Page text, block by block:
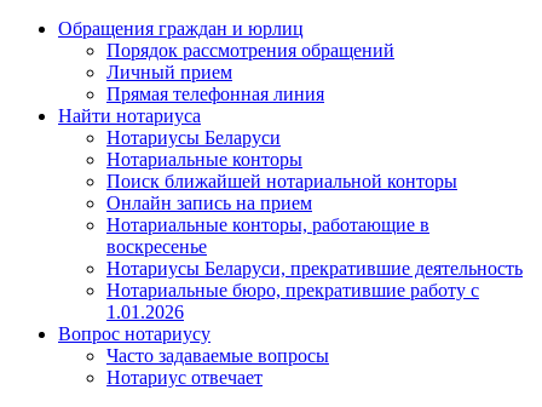
Обращения граждан и юрлиц
Порядок рассмотрения обращений
Личный прием
Прямая телефонная линия
Найти нотариуса
Нотариусы Беларуси
Нотариальные конторы
Поиск ближайшей нотариальной конторы
Онлайн запись на прием
Нотариальные конторы, работающие в
воскресенье
Нотариусы Беларуси, прекратившие деятельность
Нотариальные бюро, прекратившие работу с
1.01.2026
Вопрос нотариусу
Часто задаваемые вопросы
Нотариус отвечает